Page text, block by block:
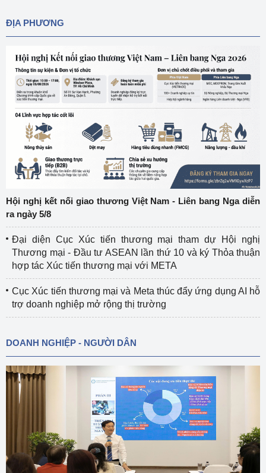
ĐỊA PHƯƠNG
Hội nghị kết nối giao thương Việt Nam - Liên bang Nga diễn
ra ngày 5/8
Đại diện Cục Xúc tiến thương mại tham dự Hội nghị
Thương mại - Đầu tư ASEAN lần thứ 10 và ký Thỏa thuận
hợp tác Xúc tiến thương mại với META
Cục Xúc tiến thương mại và Meta thúc đẩy ứng dụng AI hỗ
trợ doanh nghiệp mở rộng thị trường
DOANH NGHIỆP - NGƯỜI DÂN